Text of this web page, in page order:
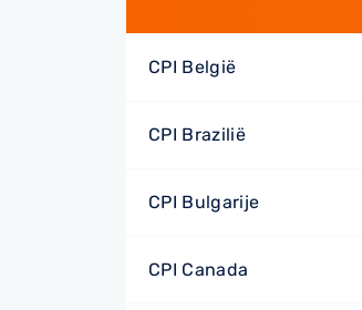
CPI België
CPI Brazilië
CPI Bulgarije
CPI Canada